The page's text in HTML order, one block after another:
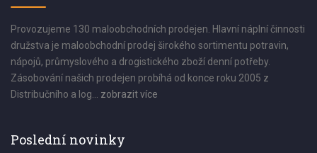
Provozujeme 130 maloobchodních prodejen. Hlavní náplní činnosti
družstva je maloobchodní prodej širokého sortimentu potravin,
nápojů, průmyslového a drogistického zboží denní potřeby.
Zásobování našich prodejen probíhá od konce roku 2005 z
Distribučního a log... zobrazit více
Poslední novinky